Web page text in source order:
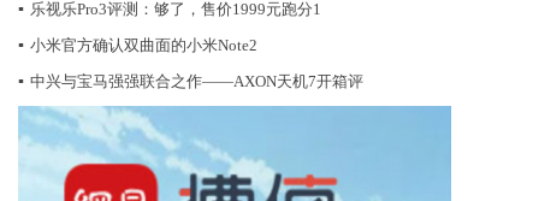
▪ 乐视乐Pro3评测：够了，售价1999元跑分1
▪ 小米官方确认双曲面的小米Note2
▪ 中兴与宝马强强联合之作——AXON天机7开箱评